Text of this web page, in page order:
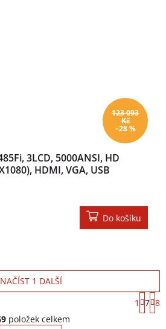
123 093
Kč
–28 %
3LCD, 5000ANSI, HD
HDMI, VGA, USB
Do košíku
Ovládací prvky výpisu
NAČÍST 1 DALŠÍ
1 7 8
položek celkem